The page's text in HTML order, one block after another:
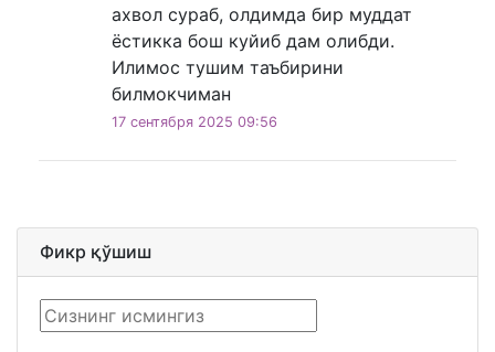
ахвол сураб, олдимда бир муддат
ёстикка бош куйиб дам олибди.
Илимос тушим таъбирини
билмокчиман
17 сентября 2025 09:56
Фикр қўшиш